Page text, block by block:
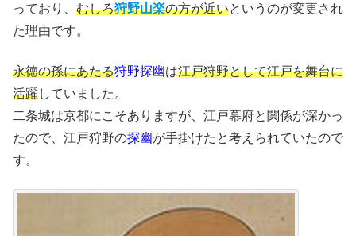
っており、 むしろ狩野山楽の方が近いというのが変更され
た理由です。
永徳の孫にあたる狩野探幽は江戸狩野として江戸を舞台に
活躍していました。
二条城は京都にこそありますが、江戸幕府と関係が深かっ
たので、江戸狩野の探幽が手掛けたと考えられていたので
す。